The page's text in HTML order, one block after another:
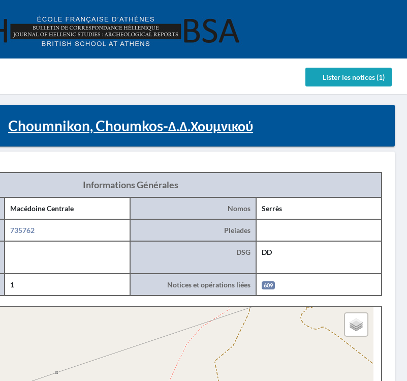
Lister les notices (1)
Choumnikon, Choumkos-Δ.Δ.Χουμνικού
Informations Générales
Macédoine Centrale Nomos Serrès
735762 Pleiades
DSG DD
1 Notices et opérations liées 609